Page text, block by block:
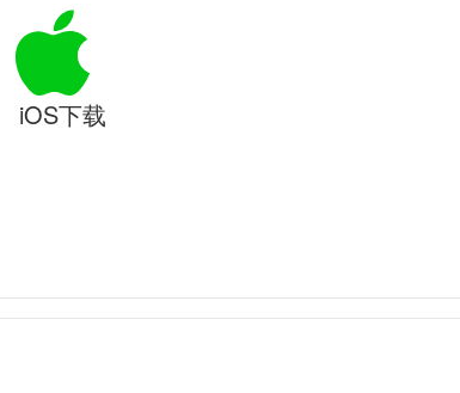
iOS下载